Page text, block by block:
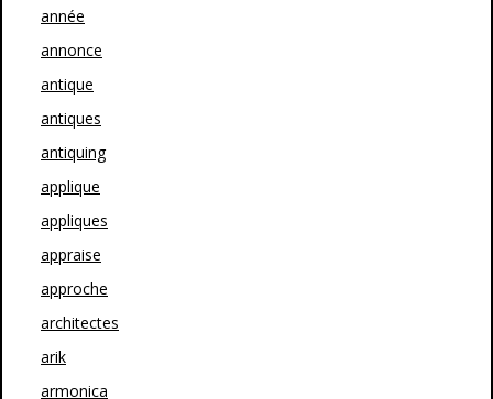
année
annonce
antique
antiques
antiquing
applique
appliques
appraise
approche
architectes
arik
armonica